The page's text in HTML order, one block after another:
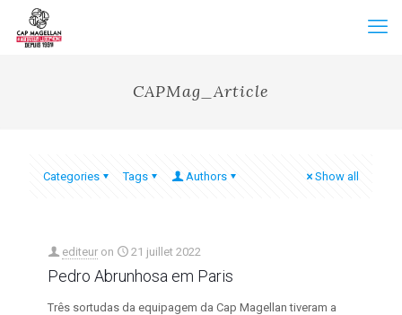
CAPMag_Article
Categories Tags Authors Show all
editeur on 21 juillet 2022
Pedro Abrunhosa em Paris
Três sortudas da equipagem da Cap Magellan tiveram a